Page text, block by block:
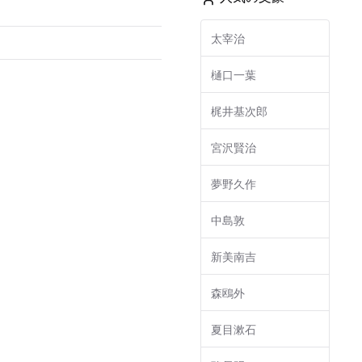
太宰治
樋口一葉
梶井基次郎
宮沢賢治
夢野久作
中島敦
新美南吉
森鴎外
夏目漱石